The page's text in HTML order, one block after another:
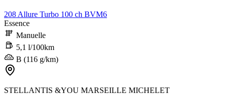
208 Allure Turbo 100 ch BVM6
Essence
Manuelle
5,1 l/100km
B (116 g/km)
STELLANTIS &YOU MARSEILLE MICHELET